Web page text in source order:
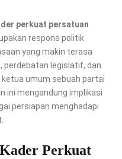
perkuat persatuan
respons politik
yang makin terasa
perdebatan legislatif, dan
umum sebuah partai
ini mengandung implikasi
persiapan menghadapi
Perkuat